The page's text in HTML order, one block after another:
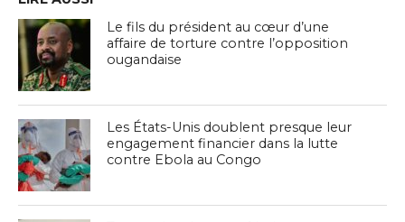
Le fils du président au cœur d’une
affaire de torture contre l’opposition
ougandaise
Les États-Unis doublent presque leur
engagement financier dans la lutte
contre Ebola au Congo